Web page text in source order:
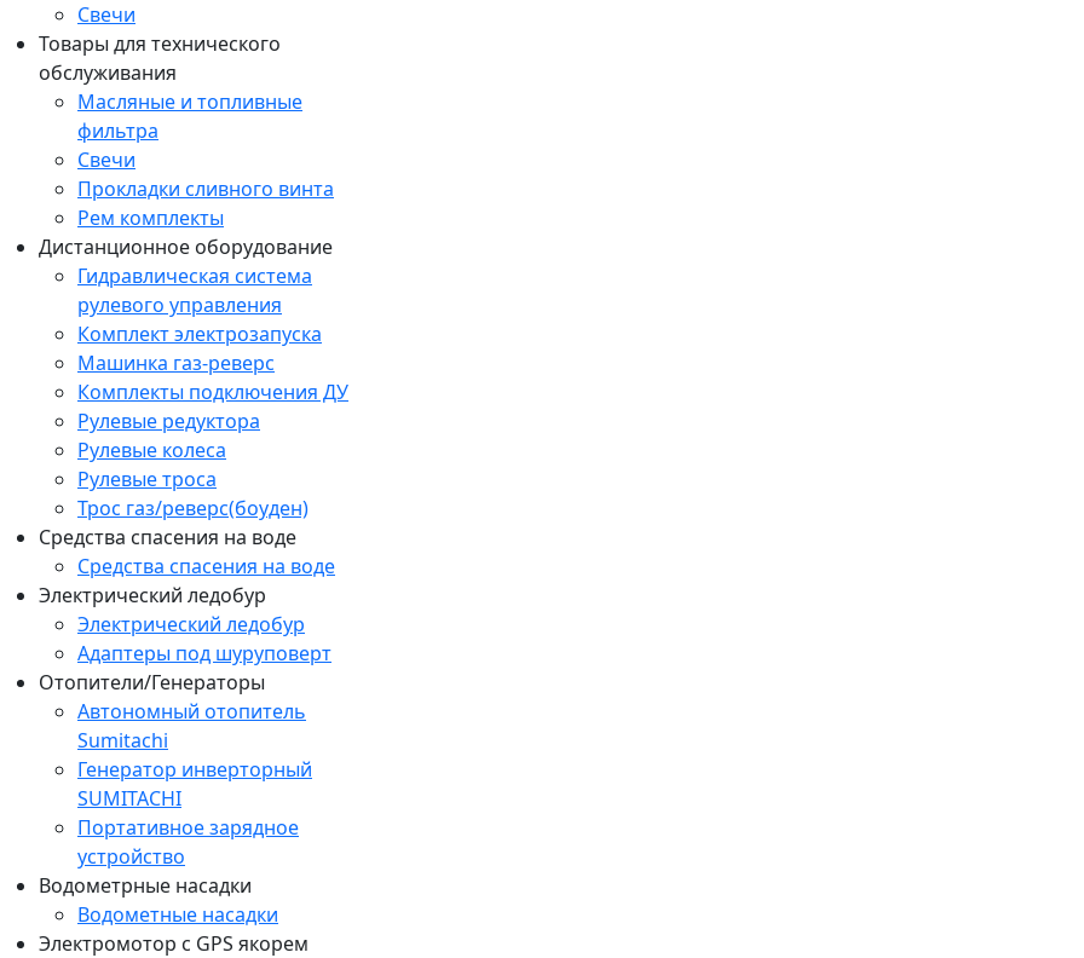
Свечи
Товары для технического
обслуживания
Масляные и топливные
фильтра
Свечи
Прокладки сливного винта
Рем комплекты
Дистанционное оборудование
Гидравлическая система
рулевого управления
Комплект электрозапуска
Машинка газ-реверс
Комплекты подключения ДУ
Рулевые редуктора
Рулевые колеса
Рулевые троса
Трос газ/реверс(боуден)
Средства спасения на воде
Средства спасения на воде
Электрический ледобур
Электрический ледобур
Адаптеры под шуруповерт
Отопители/Генераторы
Автономный отопитель
Sumitachi
Генератор инверторный
SUMITACHI
Портативное зарядное
устройство
Водометрные насадки
Водометные насадки
Электромотор c GPS якорем